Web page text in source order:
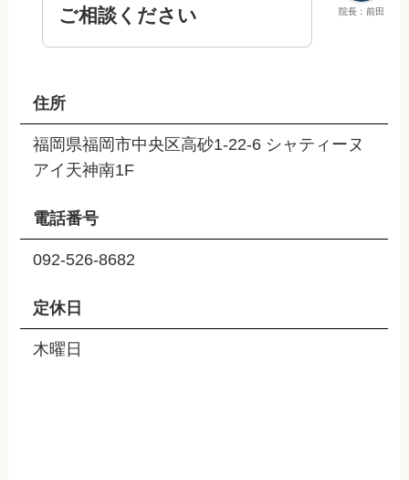
院長：前田
ご相談ください
住所
福岡県福岡市中央区高砂1-22-6 シャティーヌ
アイ天神南1F
電話番号
092-526-8682
定休日
木曜日